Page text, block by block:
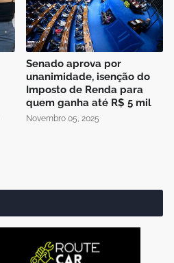
Senado aprova por
unanimidade, isenção do
Imposto de Renda para
quem ganha até R$ 5 mil
Novembro 05, 2025